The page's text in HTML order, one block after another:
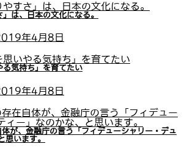
は、日本の文化になる。
年4月8日
気持ち」を育てたい
年4月8日
が、金融庁の言う「フィデューシャリー・デュ
思います。